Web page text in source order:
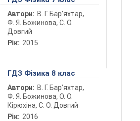
Автори: В. Г. Бар’яхтар,
Ф. Я. Божинова, С. О.
Довгий
Рік: 2015
ГДЗ Фізика 8 клас
Автори: В. Г. Бар’яхтар,
Ф. Я. Божинова, О. О.
Кірюхіна, С. О. Довгий
Рік: 2016